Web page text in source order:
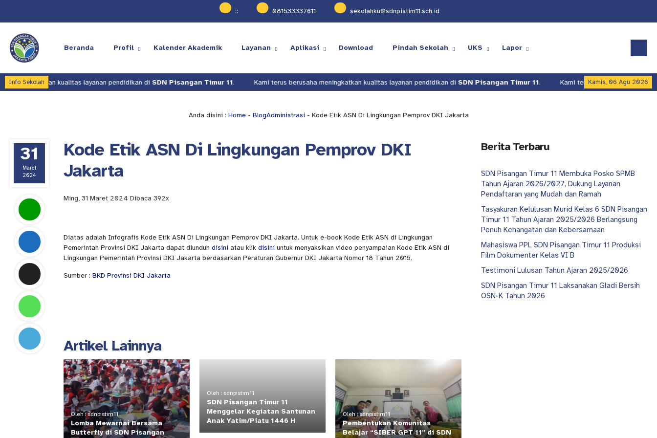
:: 081533337611 sekolahku@sdnpistim11.sch.id
Beranda Profil Kalender Akademik Layanan Aplikasi Download Pindah Sekolah UKS Lapor
Info Sekolah Kamis, 06 Agu 2026
kualitas layanan pendidikan diSDN Pisangan Timur 11. Kami terus berusaha meningkatkan kualitas layanan pendidikan diSDN Pisangan Timur 11. Kami terus berusaha
Anda disini : Home- BlogAdministrasi - Kode Etik ASN Di Lingkungan Pemprov DKI Jakarta
31
Maret
2024
Kode Etik ASN Di Lingkungan Pemprov DKI
Jakarta
Ming, 31 Maret 2024 Dibaca 392x
Diatas adalah Infografis Kode Etik ASN Di Lingkungan Pemprov DKI Jakarta. Untuk e-book Kode Etik ASN di Lingkungan
Pemerintah Provinsi DKI Jakarta dapat diunduh disini atau klik disini untuk menyaksikan video penyampaian Kode Etik ASN di
Lingkungan Pemerintah Provinsi DKI Jakarta berdasarkan Peraturan Gubernur DKI Jakarta Nomor 18 Tahun 2015.
Sumber : BKD Provinsi DKI Jakarta
Artikel Lainnya
Oleh : sdnpistim11
Lomba Mewarnai Bersama
Butterfly di SDN Pisangan
Oleh : sdnpistim11
SDN Pisangan Timur 11
Menggelar Kegiatan Santunan
Anak Yatim/Piatu 1446 H
Oleh : sdnpistim11
Pembentukan Komunitas
Belajar “SIBER GPT 11” di SDN
Berita Terbaru
SDN Pisangan Timur 11 Membuka Posko SPMB
Tahun Ajaran 2026/2027, Dukung Layanan
Pendaftaran yang Mudah dan Ramah
Tasyakuran Kelulusan Murid Kelas 6 SDN Pisangan
Timur 11 Tahun Ajaran 2025/2026 Berlangsung
Penuh Kehangatan dan Kebersamaan
Mahasiswa PPL SDN Pisangan Timur 11 Produksi
Film Dokumenter Kelas VI B
Testimoni Lulusan Tahun Ajaran 2025/2026
SDN Pisangan Timur 11 Laksanakan Gladi Bersih
OSN-K Tahun 2026